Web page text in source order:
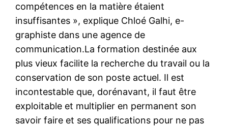
compétences en la matière étaient
insuffisantes », explique Chloé Galhi, e-
graphiste dans une agence de
communication.La formation destinée aux
plus vieux facilite la recherche du travail ou la
conservation de son poste actuel. Il est
incontestable que, dorénavant, il faut être
exploitable et multiplier en permanent son
savoir faire et ses qualifications pour ne pas